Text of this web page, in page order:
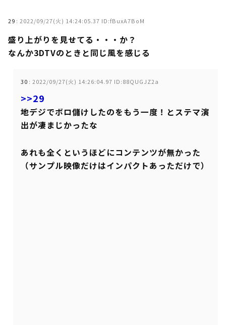
29 : 2022/09/27(火) 14:24:05.37 ID:fBuxA7BoM
盛り上がりを見せてる・・・か？
なんか3DTVのときと同じ風を感じる
30 : 2022/09/27(火) 14:26:04.97 ID:88QUGJZ2a
>>29
地デジでボロ儲けしたのをもう一度！とステマ演
出が凄まじかったな
あれも全くというほどにコンテンツが無かった
（サンプル映像だけはインパクトあっただけで）